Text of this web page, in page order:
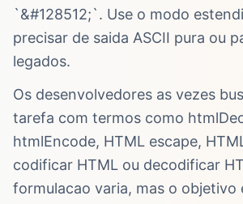
`&#128512;`. Use o modo
precisar de saida ASCII pura ou
legados.
Os desenvolvedores as vezes
tarefa com termos como
htmlEncode, HTML escape,
codificar HTML ou decodificar
formulacao varia, mas o objetivo